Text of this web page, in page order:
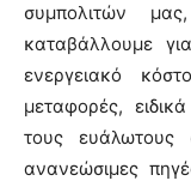
συμπολιτών
καταβάλλουμε
ενεργειακό
μεταφορές,
τους ευάλωτους
ανανεώσιμες